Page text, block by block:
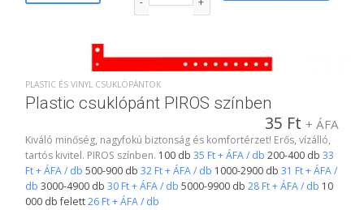
PLASTIC ÉS VINYL CSUKLÓPÁNTOK
Plastic csuklópánt PIROS színben
35 Ft + ÁFA
Kiváló minőség, nagyfokú biztonság és komfortérzet! Erős, vízálló,
tartós kivitel. PIROS színben. 100 db 35 Ft + ÁFA / db 200-400 db 33
Ft + ÁFA / db 500-900 db 32 Ft + ÁFA / db 1000-2900 db 31 Ft + ÁFA /
db 3000-4900 db 30 Ft + ÁFA / db 5000-9900 db 28 Ft + ÁFA / db 10
000 db felett26 Ft + ÁFA / db